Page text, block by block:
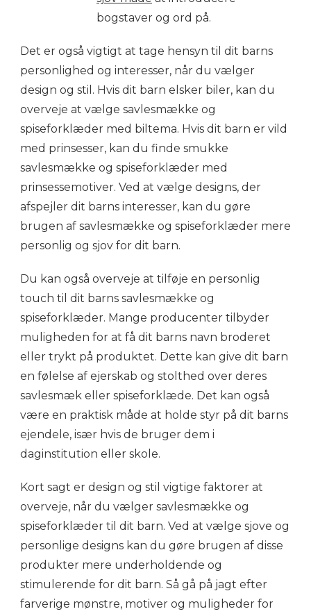
bogstaver og ord på.
Det er også vigtigt at tage hensyn til dit barns
personlighed og interesser, når du vælger
design og stil. Hvis dit barn elsker biler, kan du
overveje at vælge savlesmække og
spiseforklæder med biltema. Hvis dit barn er vild
med prinsesser, kan du finde smukke
savlesmække og spiseforklæder med
prinsessemotiver. Ved at vælge designs, der
afspejler dit barns interesser, kan du gøre
brugen af savlesmække og spiseforklæder mere
personlig og sjov for dit barn.
Du kan også overveje at tilføje en personlig
touch til dit barns savlesmække og
spiseforklæder. Mange producenter tilbyder
muligheden for at få dit barns navn broderet
eller trykt på produktet. Dette kan give dit barn
en følelse af ejerskab og stolthed over deres
savlesmæk eller spiseforklæde. Det kan også
være en praktisk måde at holde styr på dit barns
ejendele, især hvis de bruger dem i
daginstitution eller skole.
Kort sagt er design og stil vigtige faktorer at
overveje, når du vælger savlesmække og
spiseforklæder til dit barn. Ved at vælge sjove og
personlige designs kan du gøre brugen af disse
produkter mere underholdende og
stimulerende for dit barn. Så gå på jagt efter
farverige mønstre, motiver og muligheder for